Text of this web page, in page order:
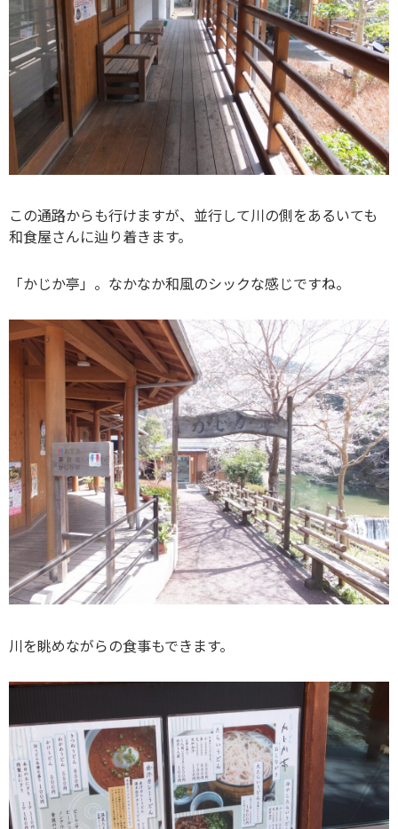
この通路からも行けますが、並行して川の側をあるいても
和食屋さんに辿り着きます。
「かじか亭」。なかなか和風のシックな感じですね。
川を眺めながらの食事もできます。